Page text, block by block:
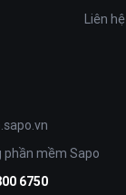
Liên hệ
mềm Sapo
6750